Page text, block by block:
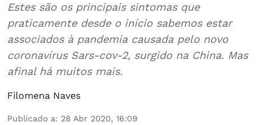
Estes são os principais sintomas que
praticamente desde o início sabemos estar
associados à pandemia causada pelo novo
coronavírus Sars-cov-2, surgido na China. Mas
afinal há muitos mais.
Filomena Naves
Publicado a: 28 Abr 2020, 16:09